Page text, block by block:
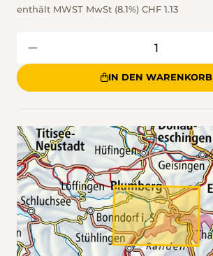
enthält MWST MwSt (8.1%) CHF 1.13
IN DEN WARENKORB